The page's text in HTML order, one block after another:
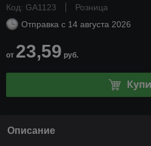
Код: GA1123
Розница
Отправка с 14 августа 2026
от 23,59 руб.
Описание